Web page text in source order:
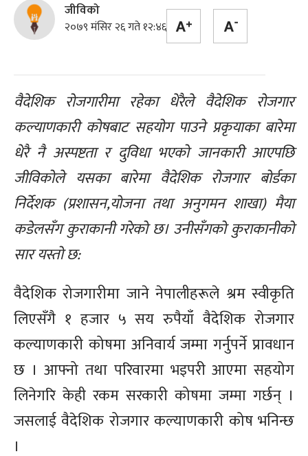
जीविको
२०७९ मंसिर २६ गते १२:४६
वैदेशिक रोजगारीमा रहेका धेरैले वैदेशिक रोजगार
कल्याणकारी कोषबाट सहयोग पाउने प्रकृयाका बारेमा
धेरै नै अस्पष्टता र दुविधा भएको जानकारी आएपछि
जीविकोले यसका बारेमा वैदेशिक रोजगार बोर्डका
निर्देशक (प्रशासन,योजना तथा अनुगमन शाखा) मैया
कडेलसँग कुराकानी गरेको छ। उनीसँगको कुराकानीको
सार यस्तो छ:
वैदेशिक रोजगारीमा जाने नेपालीहरूले श्रम स्वीकृति
लिएसँगै १ हजार ५ सय रुपैयाँ वैदेशिक रोजगार
कल्याणकारी कोषमा अनिवार्य जम्मा गर्नुपर्ने प्रावधान
छ । आफ्नो तथा परिवारमा भइपरी आएमा सहयोग
लिनेगरि केही रकम सरकारी कोषमा जम्मा गर्छन् ।
जसलाई वैदेशिक रोजगार कल्याणकारी कोष भनिन्छ
।